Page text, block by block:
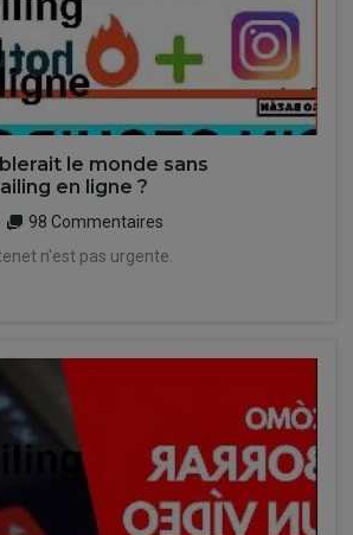
le monde sans
en ligne ?
98 Commentaires
n'est pas urgente.